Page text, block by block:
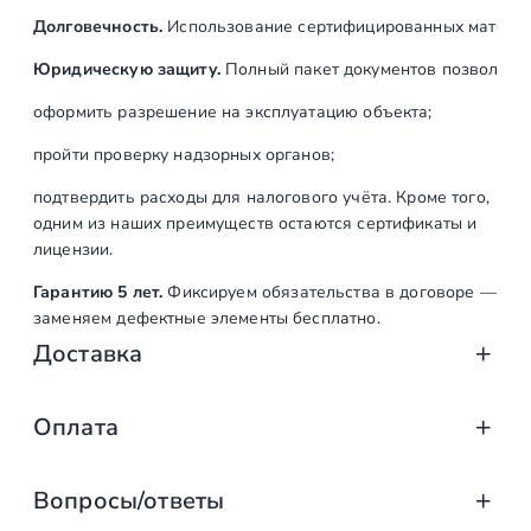
н
Долговечность. Использование сертифицированных
Юридическую защиту.Полный пакет документов позволяет:
оформить разрешение на эксплуатацию объекта;
пройти проверку надзорных органов;
подтвердить расходы для налогового учёта. Кроме того,
одним из наших преимуществ остаются сертификаты и
лицензии.
Гарантию 5 лет. Фиксируем обязательства в договоре —
заменяем дефектные элементы бесплатно.
Доставка
Доставка от «СтаирсПром»: аккуратно,
от упаковки на производстве до разгрузки на объекте.
Какие изделия мы доставляем
Оплата
Оплата услуг «СтаирсПром»: удобно,
Вопросы/ответы